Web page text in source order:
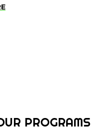
PROGRAMS